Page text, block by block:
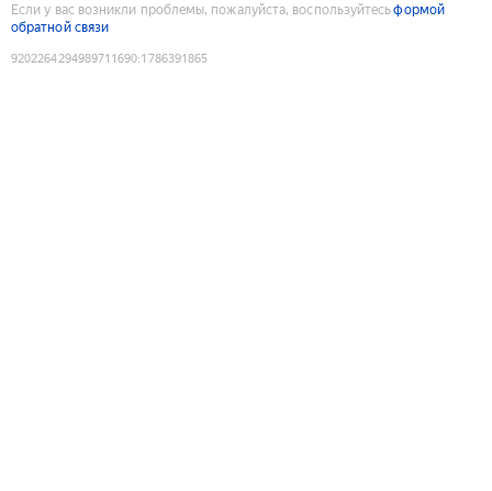
Если у вас возникли проблемы, пожалуйста, воспользуйтесьформой
обратной связи
9202264294989711690:1786391865